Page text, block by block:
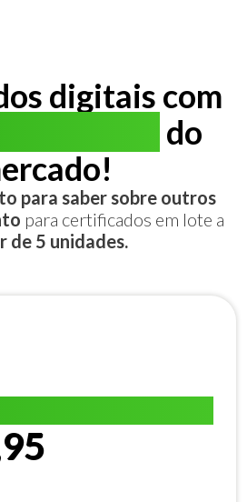
digitais com
do
para saber sobre outros
para certificados em lote a
de 5 unidades.